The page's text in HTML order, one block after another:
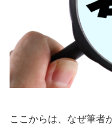
ここからは、なぜ筆者